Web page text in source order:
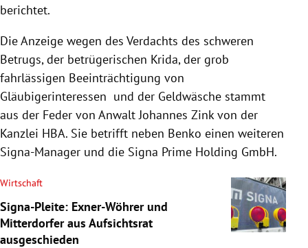
berichtet.
Die Anzeige wegen des Verdachts des schweren
Betrugs, der betrügerischen Krida, der grob
fahrlässigen Beeinträchtigung von
Gläubigerinteressen und der Geldwäsche stammt
aus der Feder von Anwalt Johannes Zink von der
Kanzlei HBA. Sie betrifft neben Benko einen weiteren
Signa-Manager und die Signa Prime Holding GmbH.
Wirtschaft
Signa-Pleite: Exner-Wöhrer und
Mitterdorfer aus Aufsichtsrat
ausgeschieden